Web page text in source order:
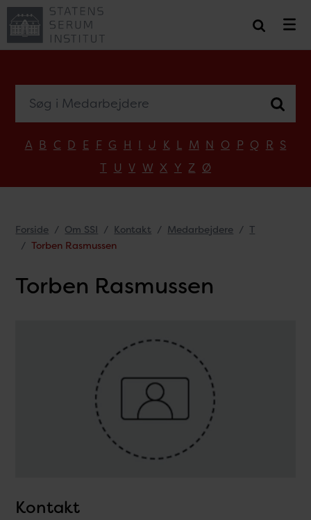
A B C D E F G H I J K L M N O P Q R S
T U V W X Y Z Ø
Forside Om SSI Kontakt Medarbejdere
T
Torben Rasmussen
Torben Rasmussen
Kontakt